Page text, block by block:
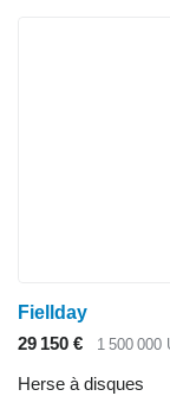
Fiellday
29 150 €
1 500 000
Herse à disques